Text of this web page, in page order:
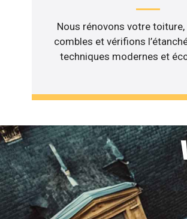
Nous rénovons votre
combles et vérifions
techniques modernes et